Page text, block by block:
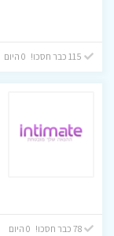
78 כבר חסכו! 0 היום